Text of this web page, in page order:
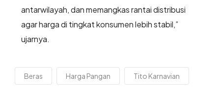
antarwilayah, dan memangkas rantai distribusi
agar harga di tingkat konsumen lebih stabil,”
ujarnya.
Beras Harga Pangan Tito Karnavian